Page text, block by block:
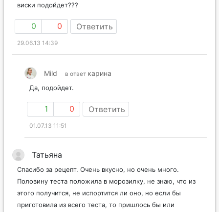
виски подойдет???
0 0 Ответить
29.06.13 14:39
Mild в ответ карина
Да, подойдет.
1 0 Ответить
01.07.13 11:51
Татьяна
Спасибо за рецепт. Очень вкусно, но очень много.
Половину теста положила в морозилку, не знаю, что из
этого получится, не испортится ли оно, но если бы
приготовила из всего теста, то пришлось бы или